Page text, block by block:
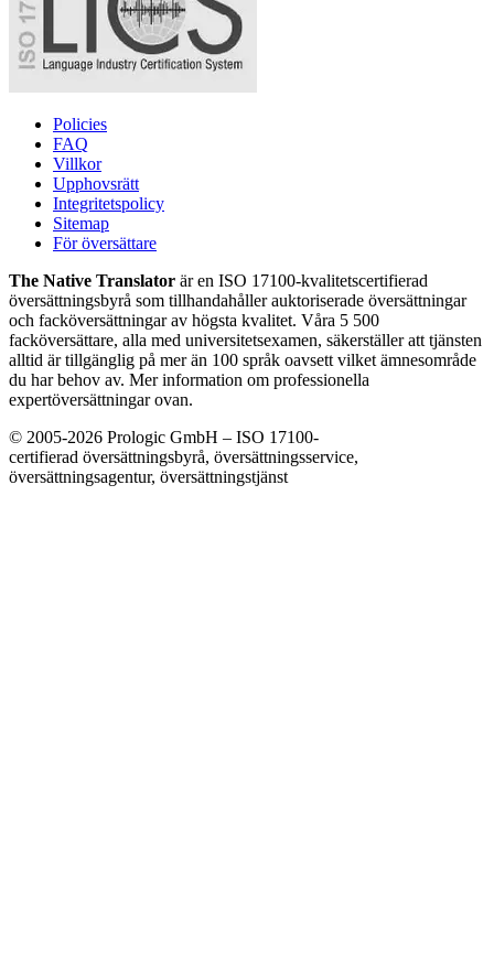
Policies
FAQ
Villkor
Upphovsrätt
Integritetspolicy
Sitemap
För översättare
The Native Translator är en ISO 17100-kvalitetscertifierad
översättningsbyrå som tillhandahåller auktoriserade översättningar
och facköversättningar av högsta kvalitet. Våra 5 500
facköversättare, alla med universitetsexamen, säkerställer att tjänsten
alltid är tillgänglig på mer än 100 språk oavsett vilket ämnesområde
du har behov av. Mer information om professionella
expertöversättningar ovan.
© 2005-2026 Prologic GmbH – ISO 17100-
certifierad översättningsbyrå, översättningsservice,
översättningsagentur, översättningstjänst